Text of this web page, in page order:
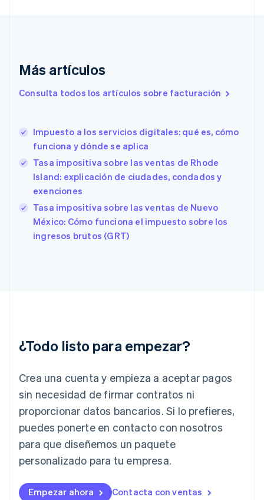
Más artículos
Consulta todos los artículos sobre facturación
Impuesto a los servicios digitales: qué es, cómo
funciona y dónde se aplica
Tasa impositiva sobre las ventas de Rhode
Island: explicación de ciudades, condados y
exenciones
Tasa impositiva sobre las ventas de Nuevo
México: Cómo funciona el impuesto sobre los
ingresos brutos (GRT)
¿Todo listo para empezar?
Crea una cuenta y empieza a aceptar pagos
sin necesidad de firmar contratos ni
proporcionar datos bancarios. Si lo prefieres,
puedes ponerte en contacto con nosotros
para que diseñemos un paquete
personalizado para tu empresa.
Empezar ahora Contacta con ventas
EnglishItaliano
English
Eslovaquia
English
English Italiano
España
EspañolEnglish
Estados Unidos
Español
Estonia
English
Hungría
English
Irlanda
Italia
ItalianoEnglish
Japón
English
Letonia
Liechtenstein